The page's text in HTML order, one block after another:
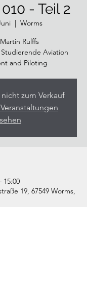
- Teil 2
  |
Worms
Rulffs
Aviation
and Piloting
zum Verkauf
15:00
19, 67549 Worms,